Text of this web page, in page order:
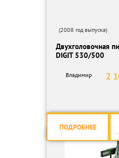
(2008 год выпуска)
Двухголовочная
DIGIT 530/500
2
Владимир
ПОДРОБНЕЕ